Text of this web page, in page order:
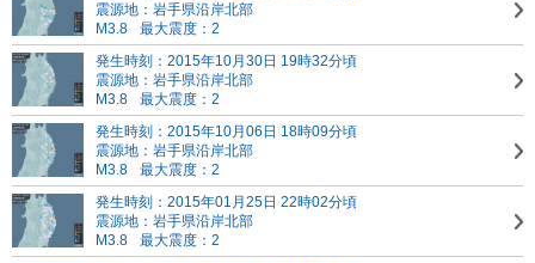
震源地：岩手県沿岸北部
M3.8
最大震度：2
発生時刻：2015年10月30日 19時32分頃
震源地：岩手県沿岸北部
M3.8
最大震度：2
発生時刻：2015年10月06日 18時09分頃
震源地：岩手県沿岸北部
M3.8
最大震度：2
発生時刻：2015年01月25日 22時02分頃
震源地：岩手県沿岸北部
M3.8
最大震度：2